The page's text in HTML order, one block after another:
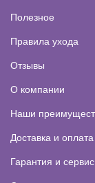
Полезное
Правила ухода
Отзывы
О компании
Наши
Доставка и оплата
Гарантия и сервис